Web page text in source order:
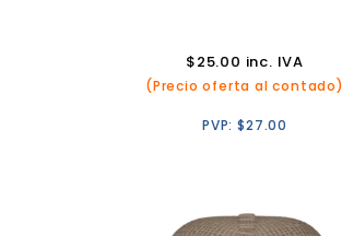
$25.00 inc. IVA
(Precio oferta al contado)
PVP:$27.00